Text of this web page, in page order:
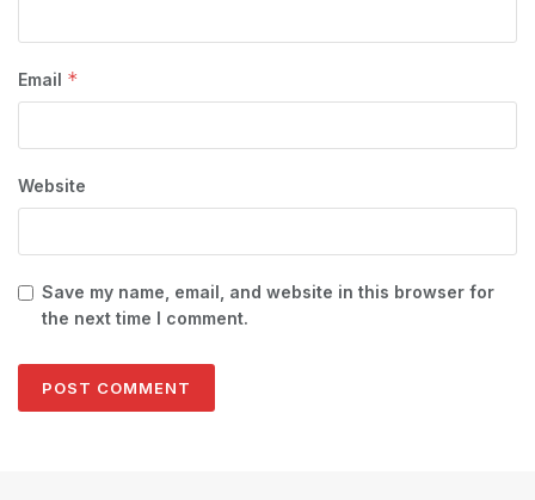
Email *
Website
Save my name, email, and website in this browser for
the next time I comment.